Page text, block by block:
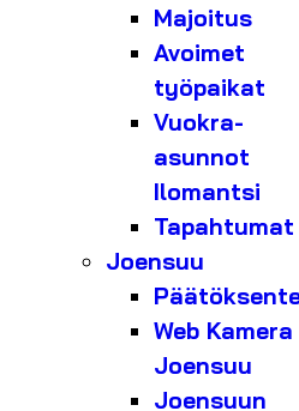
Majoitus
Avoimet
työpaikat
Vuokra-
asunnot
Ilomantsi
Tapahtumat
Joensuu
Web Kamera
Joensuu
Joensuun